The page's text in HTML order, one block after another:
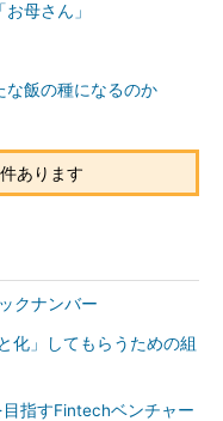
母さん」
な飯の種になるのか
あります
クナンバー
化」してもらうための組
指すFintechベンチャー